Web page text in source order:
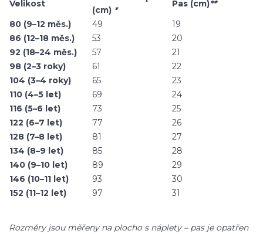
Velikost
(cm) *
Pas (cm)**
80 (9–12 měs.)
49
19
86 (12–18 měs.)
53
20
92 (18–24 měs.)
57
21
98 (2–3 roky)
61
22
104 (3–4 roky)
65
23
110 (4–5 let)
69
24
116 (5–6 let)
73
25
122 (6–7 let)
77
26
128 (7–8 let)
81
27
134 (8–9 let)
85
28
140 (9–10 let)
89
29
146 (10–11 let)
93
30
152 (11–12 let)
97 31
Rozměry jsou měřeny na plocho s náplety – pas je opatřen